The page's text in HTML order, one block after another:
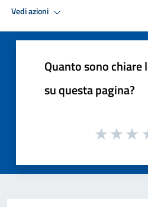
Vedi azioni
Quanto sono
su questa pagina?